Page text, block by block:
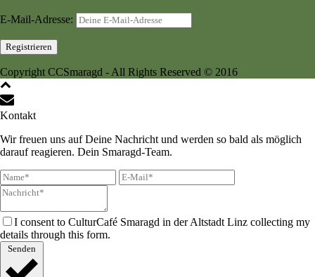
E-Mail-Adresse:
Copyright CCSmaragd - All Rights Reserved © 2016
Kontakt
Wir freuen uns auf Deine Nachricht und werden so bald als möglich
darauf reagieren. Dein Smaragd-Team.
I consent to CulturCafé Smaragd in der Altstadt Linz collecting my
details through this form.
Senden